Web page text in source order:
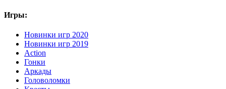
Игры:
Новинки игр 2020
Новинки игр 2019
Action
Гонки
Аркады
Головоломки